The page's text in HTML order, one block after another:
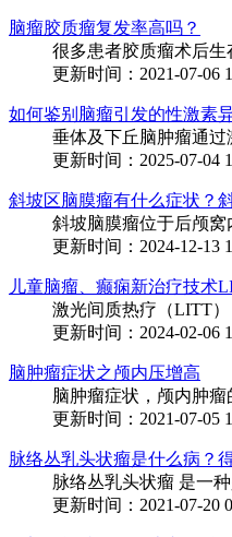
脑瘤胶质瘤复发率高吗？
很多患者胶质瘤术后
更新时间：2021-07-06
如何鉴别脑瘤引发的性激素
垂体及下丘脑肿瘤通
更新时间：2025-07-04
斜坡区脑膜瘤有什么症状？
斜坡脑膜瘤位于后颅
更新时间：2024-12-13
儿童脑瘤、癫痫新治疗技术
激光间质热疗（LITT
更新时间：2024-02-06
脑肿瘤症状之颅内压增高
脑肿瘤症状，颅内肿
更新时间：2021-07-05
脉络丛乳头状瘤是什么病？
脉络丛乳头状瘤 是一
更新时间：2021-07-20